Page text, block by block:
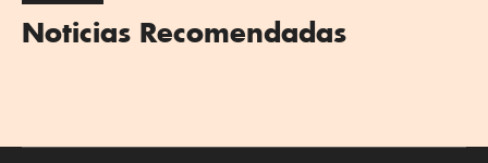
Noticias Recomendadas